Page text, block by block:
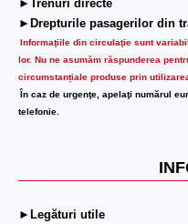
►Trenuri directe
►Drepturile pasagerilor din
Informaţiile din circulaţie sunt
lor. Nu ne asumăm răspunderea
circumstanțiale produse prin
În caz de urgenţe, apelaţi numărul
telefonie.
►Legături utile